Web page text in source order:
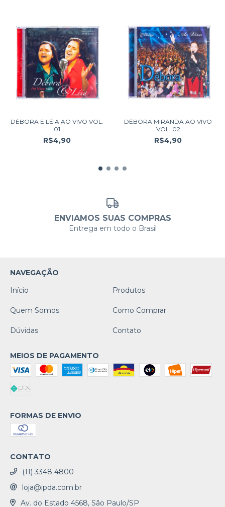
DÉBORA E LÉIA AO VIVO VOL.
01
R$4,90
DÉBORA MIRANDA AO VIVO
VOL. 02
R$4,90
ENVIAMOS SUAS COMPRAS
Entrega em todo o Brasil
NAVEGAÇÃO
Início
Produtos
Quem Somos Como Comprar
Dúvidas Contato
MEIOS DE PAGAMENTO
FORMAS DE ENVIO
CONTATO
(11) 3348 4800
loja@ipda.com.br
Av. do Estado 4568, São Paulo/SP